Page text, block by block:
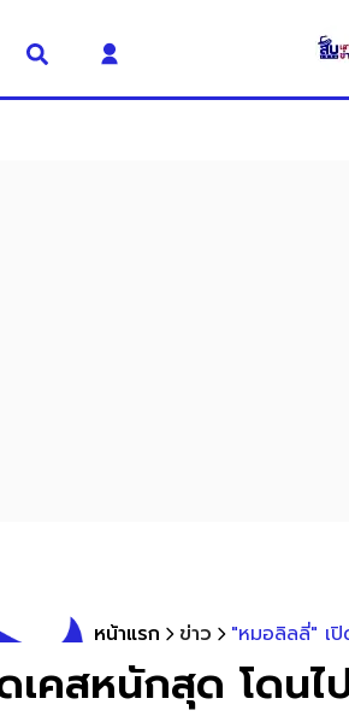
หน้าแรก ข่าว "หมอลิลลี่" เ
เคสหนักสุด โดน